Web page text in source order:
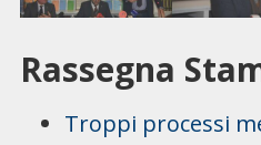
Rassegna
Troppi processi